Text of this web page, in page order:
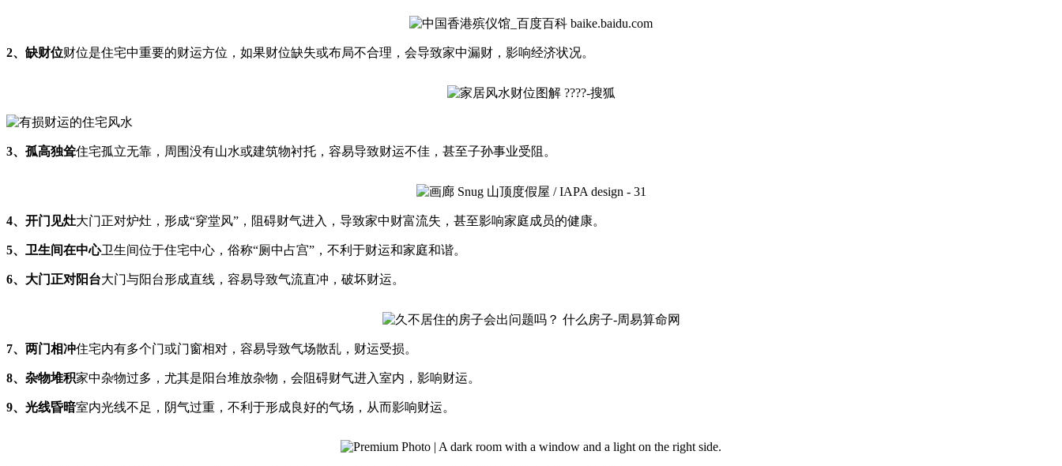
2、缺财位财位是住宅中重要的财运方位，如果财位缺失或布局不合理，会导致家中漏财，影响经济状况。
3、孤高独耸住宅孤立无靠，周围没有山水或建筑物衬托，容易导致财运不佳，甚至子孙事业受阻。
4、开门见灶大门正对炉灶，形成“穿堂风”，阻碍财气进入，导致家中财富流失，甚至影响家庭成员的健康。
5、卫生间在中心卫生间位于住宅中心，俗称“厕中占宫”，不利于财运和家庭和谐。
6、大门正对阳台大门与阳台形成直线，容易导致气流直冲，破坏财运。
7、两门相冲住宅内有多个门或门窗相对，容易导致气场散乱，财运受损。
8、杂物堆积家中杂物过多，尤其是阳台堆放杂物，会阻碍财气进入室内，影响财运。
9、光线昏暗室内光线不足，阴气过重，不利于形成良好的气场，从而影响财运。